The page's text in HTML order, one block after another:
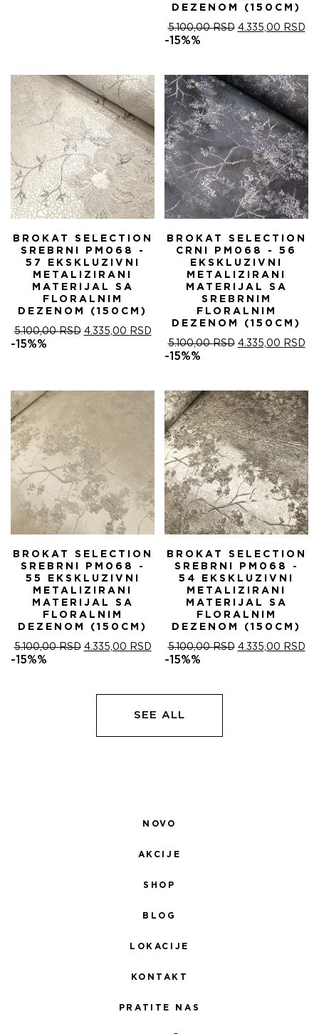
DEZENOM (150CM)
5.100,00RSD ОРИГИНАЛНА
5.100,00 RSD.
4.335,00 RSD
-15%%
BROKAT SELECTION
SREBRNI PM068 -
57 EKSKLUZIVNI
METALIZIRANI
MATERIJAL SA
FLORALNIM
DEZENOM (150CM)
5.100,00RSD ОРИГИНАЛНА
4.335,00 RSDТРЕНУТНА
ЦЕНА
-15%%
BROKAT SELECTION
CRNI PM068 - 56
EKSKLUZIVNI
METALIZIRANI
MATERIJAL SA
SREBRNIM
FLORALNIM
DEZENOM (150CM)
5.100,00RSD ОРИГИНАЛНА
5.100,00 RSD.
4.335,00 RSD
-15%%
BROKAT SELECTION
SREBRNI PM068 -
55 EKSKLUZIVNI
METALIZIRANI
MATERIJAL SA
FLORALNIM
DEZENOM (150CM)
5.100,00RSD ОРИГИНАЛНА
5.100,00 RSD.
4.335,00 RSDТРЕНУТНА
ЦЕНА
-15%%
BROKAT SELECTION
SREBRNI PM068 -
54 EKSKLUZIVNI
METALIZIRANI
MATERIJAL SA
FLORALNIM
DEZENOM (150CM)
5.100,00RSD ОРИГИНАЛНА
4.335,00 RSD
-15%%
SEE ALL
NOVO
AKCIJE
SHOP
BLOG
LOKACIJE
KONTAKT
PRATITE NAS